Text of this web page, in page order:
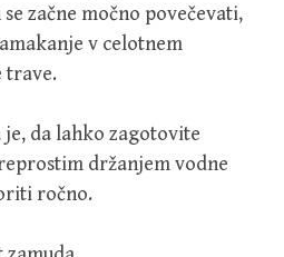
začne močno povečevati,
v celotnem
trave.
da lahko zagotovite
držanjem vodne
ročno.